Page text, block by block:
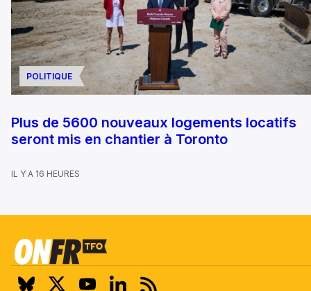
POLITIQUE
Plus de 5600 nouveaux logements locatifs
seront mis en chantier à Toronto
IL Y A 16 HEURES